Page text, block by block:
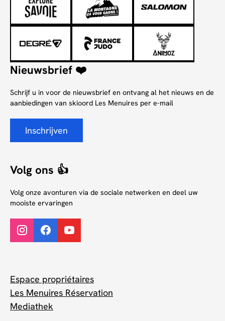
Nieuwsbrief ❤️
Schrijf u in voor de nieuwsbrief en ontvang al het nieuws en de
aanbiedingen van skioord Les Menuires per e-mail
Inschrijven
Volg ons 👍
Volg onze avonturen via de sociale netwerken en deel uw
mooiste ervaringen
Espace propriétaires
Les Menuires Réservation
Mediathek